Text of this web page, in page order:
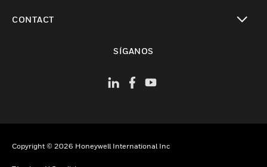
CONTACT
SÍGANOS
Copyright © 2026 Honeywell International Inc